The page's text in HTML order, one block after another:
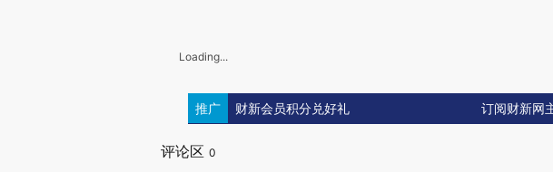
Loading...
推广 财新会员积分兑好礼 订阅财新网
评论区 0